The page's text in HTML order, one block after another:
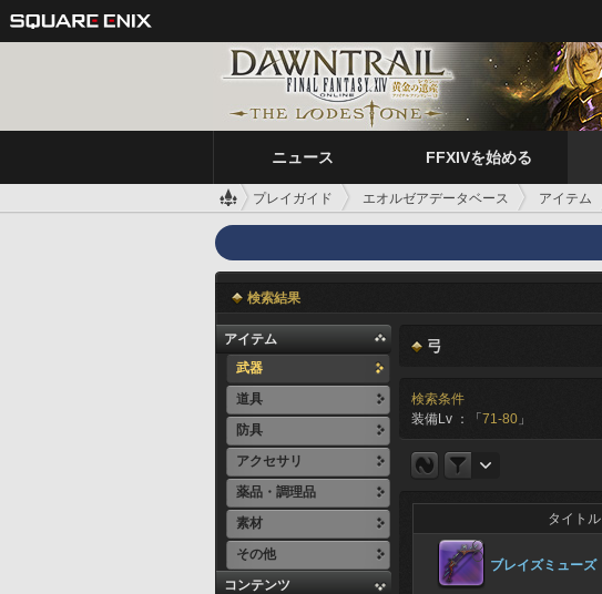
ニュース FFXIVを始める
プレイガイド エオルゼアデータベース アイテム
検索結果
アイテム
武器
道具
防具
アクセサリ
薬品・調理品
素材
その他
コンテンツ
弓
検索条件
装備Lv ：「 71-80 」
タイトル
ブレイズミューズ